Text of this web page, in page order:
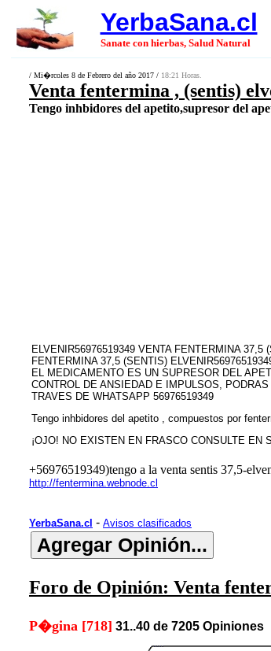
YerbaSana.cl
Sanate con hierbas, Salud Natural
/ Mi�rcoles 8 de Febrero del año 2017 / 18:21 Horas.
Venta fentermina , (sentis)
Tengo inhbidores del apetito,supresor del
ELVENIR56976519349 VENTA FENTERMINA
FENTERMINA 37,5 (SENTIS)
EL MEDICAMENTO ES UN SUPRESOR DEL
CONTROL DE ANSIEDAD E IMPULSOS,
TRAVES DE WHATSAPP 56976519349
Tengo inhbidores del apetito , compuestos por
¡OJO! NO EXISTEN EN FRASCO CONSULTE
+56976519349)tengo a la venta sentis 37,5-
http://fentermina.webnode.cl
YerbaSana.cl - Avisos clasificados
Foro de Opinión: Venta
P�gina [718] 31..40 de 7205 Opiniones